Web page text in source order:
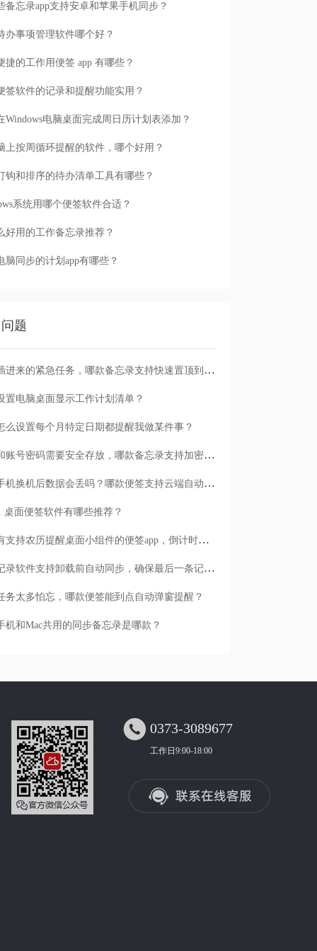
备忘录app支持安卓和苹果手机同步？
办事项管理软件哪个好？
捷的工作用便签 app 有哪些？
签软件的记录和提醒功能实用？
Windows电脑桌面完成周日历计划表添加？
上按周循环提醒的软件，哪个好用？
钩和排序的待办清单工具有哪些？
系统用哪个便签软件合适？
好用的工作备忘录推荐？
脑同步的计划app有哪些？
题
临时插进来的紧急任务，哪款备忘录支持快速置顶到清单首位？
置电脑桌面显示工作计划清单？
么设置每个月特定日期都提醒我做某件事？
日记和账号密码需要安全存放，哪款备忘录支持加密保护？
安卓手机换机后数据会丢吗？哪款便签支持云端自动备份？
桌面便签软件有哪些推荐？
有没有支持农历提醒桌面小组件的便签app，倒计时一目了然
哪款记录软件支持卸载前自动同步，确保最后一条记录不丢失？
务太多怕忘，哪款便签能到点自动弹窗提醒？
机和Mac共用的同步备忘录是哪款？
 0373-3089677
工作日9:00-18:00